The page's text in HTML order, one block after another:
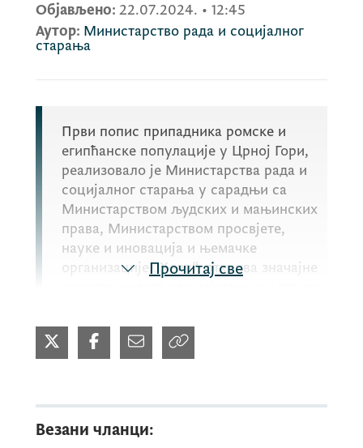
Објављено: 22.07.2024. • 12:45
Аутор: Министарство рада и социјалног
старања
Први попис припадника ромске и
египћанске популације у Црној Гори,
реализовало је Министарства рада и
социјалног старања у сарадњи са
Министарством људских и мањинских
права, Министарством просвјете,
науке и иновација и њемачке
организације „Хелп“, открива значајне
суочавају.
Попис је показао да, 4% испитаника
користи право на личну инвалиднину,
Прочитај све
Везани чланци: